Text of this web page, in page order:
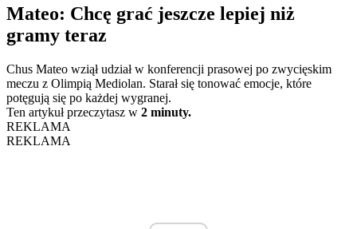
Mateo: Chcę grać jeszcze lepiej niż
gramy teraz
Chus Mateo wziął udział w konferencji prasowej po zwycięskim
meczu z Olimpią Mediolan. Starał się tonować emocje, które
potęgują się po każdej wygranej.
Ten artykuł przeczytasz w 2 minuty.
REKLAMA
REKLAMA